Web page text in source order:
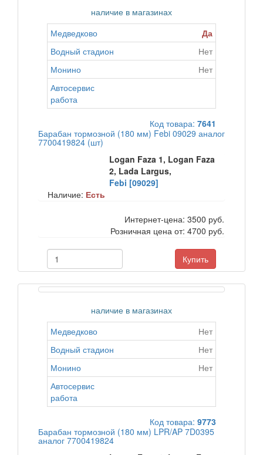
наличие в магазинах
Медведково
Да
Водный стадион
Нет
Монино
Нет
Автосервис
работа
Код товара: 7641
Барабан тормозной (180 мм) Febi 09029 аналог
7700419824 (шт)
Logan Faza 1, Logan Faza
2, Lada Largus,
Febi [09029]
Наличие: Есть
Интернет-цена: 3500 руб.
Розничная цена от: 4700 руб.
Купить
наличие в магазинах
Медведково
Нет
Водный стадион
Нет
Монино
Нет
Автосервис
работа
Код товара: 9773
Барабан тормозной (180 мм) LPR/AP 7D0395
аналог 7700419824